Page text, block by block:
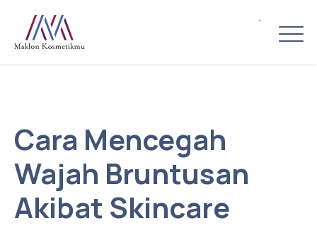
Cara Mencegah
Wajah Bruntusan
Akibat Skincare